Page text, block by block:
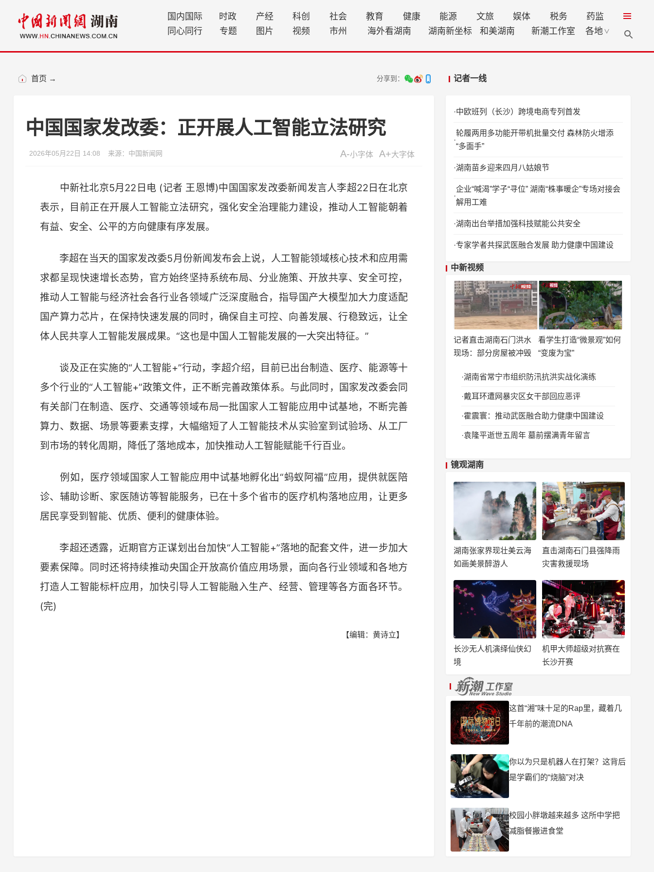
国内国际 时政 产经 科创 社会 教育 健康 能源 文旅 娱体 税务
药监
同心同行
专题 图片 视频 市州 海外看湖南 湖南新坐标 和美湖南 新潮工作室 各地 ∨
首页 → 分享到： 记者一线
中国国家发改委：正开展人工智能立法研究
2026年05月22日 14:08 来源：中国新闻网 A-小字体 A+大字体
中新社北京5月22日电 (记者 王恩博)中国国家发改委新闻发言人李超22日在北京
表示，目前正在开展人工智能立法研究，强化安全治理能力建设，推动人工智能朝着
有益、安全、公平的方向健康有序发展。
李超在当天的国家发改委5月份新闻发布会上说，人工智能领域核心技术和应用需
求都呈现快速增长态势，官方始终坚持系统布局、分业施策、开放共享、安全可控，
推动人工智能与经济社会各行业各领域广泛深度融合，指导国产大模型加大力度适配
国产算力芯片，在保持快速发展的同时，确保自主可控、向善发展、行稳致远，让全
体人民共享人工智能发展成果。“这也是中国人工智能发展的一大突出特征。”
谈及正在实施的“人工智能+”行动，李超介绍，目前已出台制造、医疗、能源等十
多个行业的“人工智能+”政策文件，正不断完善政策体系。与此同时，国家发改委会同
有关部门在制造、医疗、交通等领域布局一批国家人工智能应用中试基地，不断完善
算力、数据、场景等要素支撑，大幅缩短了人工智能技术从实验室到试验场、从工厂
到市场的转化周期，降低了落地成本，加快推动人工智能赋能千行百业。
例如，医疗领域国家人工智能应用中试基地孵化出“蚂蚁阿福”应用，提供就医陪
诊、辅助诊断、家医随访等智能服务，已在十多个省市的医疗机构落地应用，让更多
居民享受到智能、优质、便利的健康体验。
李超还透露，近期官方正谋划出台加快“人工智能+”落地的配套文件，进一步加大
要素保障。同时还将持续推动央国企开放高价值应用场景，面向各行业领域和各地方
打造人工智能标杆应用，加快引导人工智能融入生产、经营、管理等各方面各环节。
(完)
【编辑：黄诗立】
中欧班列（长沙）跨境电商专列首发
轮履两用多功能开带机批量交付 森林防火增添
“多面手”
湖南苗乡迎来四月八姑娘节
企业“喊渴”学子“寻位” 湖南“株事暖企”专场对接会
解用工难
湖南出台举措加强科技赋能公共安全
专家学者共探武医融合发展 助力健康中国建设
中新视频
记者直击湖南石门洪水
现场：部分房屋被冲毁
看学生打造“微景观”如何
“变废为宝”
湖南省常宁市组织防汛抗洪实战化演练
戴耳环遭网暴灾区女干部回应恶评
霍震寰：推动武医融合助力健康中国建设
袁隆平逝世五周年 墓前摆满青年留言
镜观湖南
湖南张家界现壮美云海
如画美景醉游人
直击湖南石门县强降雨
灾害救援现场
长沙无人机演绎仙侠幻
境
机甲大师超级对抗赛在
长沙开赛
这首“湘”味十足的Rap里，藏着几
千年前的潮流DNA
你以为只是机器人在打架？这背后
是学霸们的“烧脑”对决
校园小胖墩越来越多 这所中学把
减脂餐搬进食堂